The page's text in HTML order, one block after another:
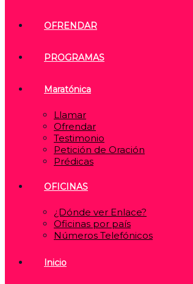
OFRENDAR
PROGRAMAS
Maratónica
Llamar
Ofrendar
Testimonio
Petición de Oración
Prédicas
OFICINAS
¿Dónde ver Enlace?
Oficinas por país
Números Telefónicos
Inicio